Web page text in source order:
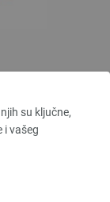
su ključne,
i vašeg